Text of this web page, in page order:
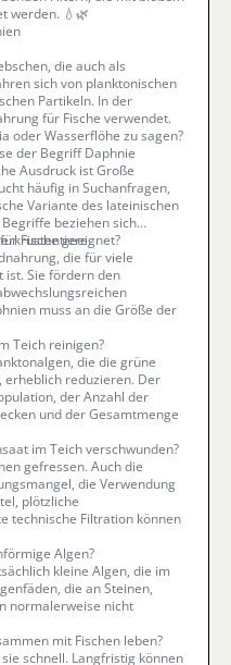
werden. 💧🌿
die auch als
sich von planktonischen
Partikeln. In der
für Fische verwendet.
oder Wasserflöhe zu sagen?
der Begriff Daphnie
Ausdruck ist Große
häufig in Suchanfragen,
Variante des lateinischen
beziehen sich
Fische geeignet?
die für viele
ist. Sie fördern den
muss an die Größe der
Teich reinigen?
die die grüne
erheblich reduzieren. Der
der Anzahl der
und der Gesamtmenge
im Teich verschwunden?
gefressen. Auch die
die Verwendung
plötzliche
technische Filtration können
Algen?
kleine Algen, die im
die an Steinen,
normalerweise nicht
mit Fischen leben?
schnell. Langfristig können